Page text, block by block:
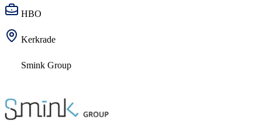
HBO
Kerkrade
Smink Group